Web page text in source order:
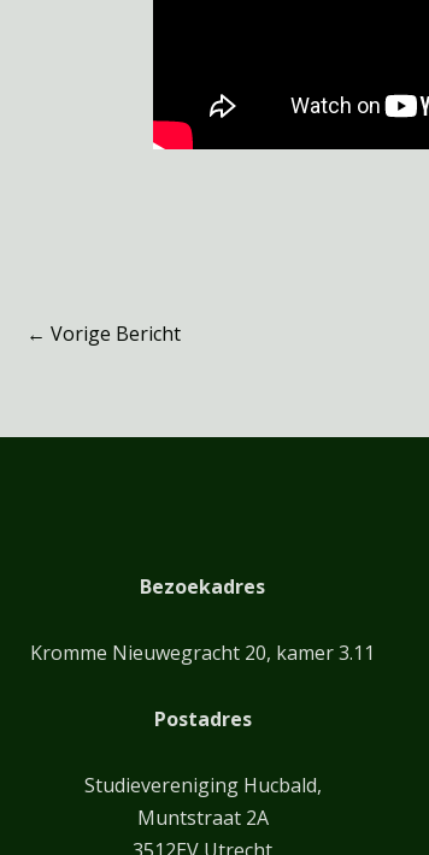
← Vorige Bericht
Bezoekadres
Kromme Nieuwegracht 20, kamer 3.11
Postadres
Studievereniging Hucbald,
Muntstraat 2A